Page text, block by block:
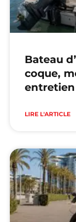
Bateau
coque,
LIRE L'ARTICLE